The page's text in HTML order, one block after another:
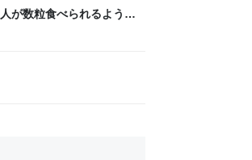
が数粒食べられるよう